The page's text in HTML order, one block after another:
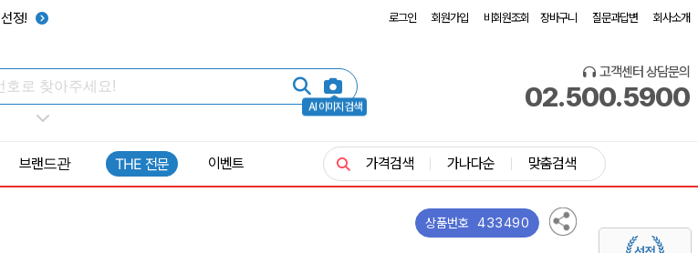
선정! 로그인 회원가입 비회원조회 장바구니 질문과답변 회사소개
AI 이미지 검색
고객센터 상담문의
02.500.5900
브랜드관 THE 전문 이벤트 가격검색 가나다순 맞춤검색
상품번호 433490